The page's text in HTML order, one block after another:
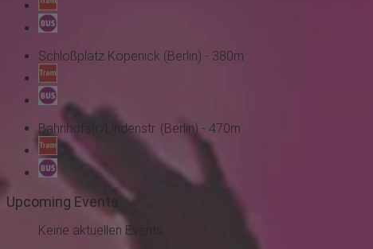
Schloßplatz Köpenick (Berlin) - 380m
Bahnhofstr./Lindenstr. (Berlin) - 470m
Upcoming Events
Keine aktuellen Events